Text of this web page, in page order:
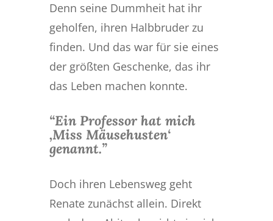
Denn seine Dummheit hat ihr
geholfen, ihren Halbbruder zu
finden. Und das war für sie eines
der größten Geschenke, das ihr
das Leben machen konnte.
“Ein Professor hat mich
‚Miss Mäusehusten‘
genannt.”
Doch ihren Lebensweg geht
Renate zunächst allein. Direkt